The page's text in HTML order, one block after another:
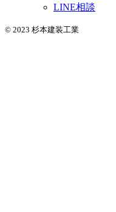
LINE相談
© 2023 杉本建装工業